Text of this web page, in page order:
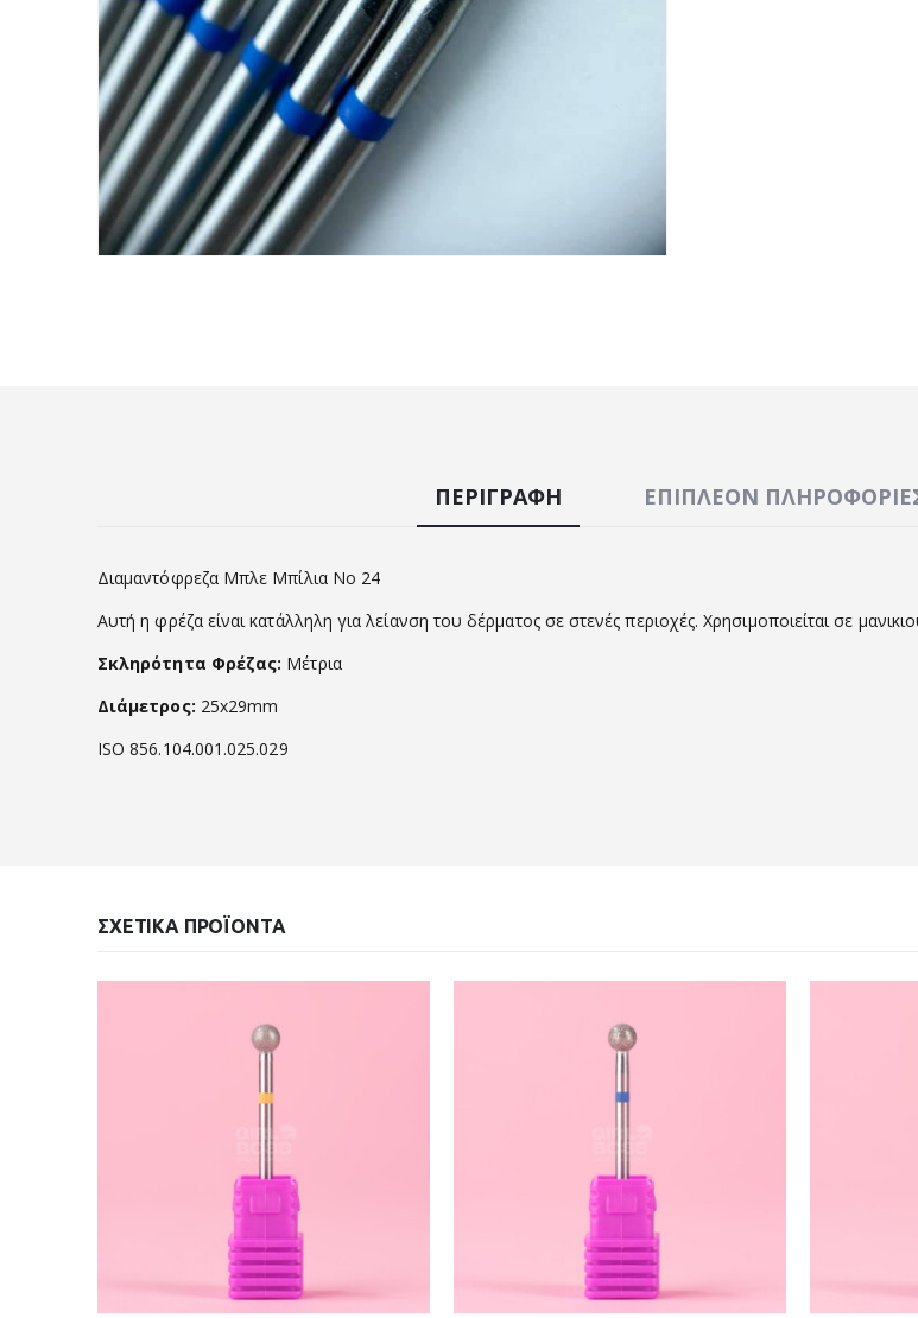
ΠΕΡΙΓΡΑΦΉ ΕΠΙΠΛΈΟΝ
Διαμαντόφρεζα Μπλε Μπίλια Νο 24
Αυτή η φρέζα είναι κατάλληλη για λείανση του δέρματος σε στενές περιοχές. Χρησιμοποιείται σε
Σκληρότητα Φρέζας: Μέτρια
Διάμετρος: 25x29mm
ISO 856.104.001.025.029
ΣΧΕΤΙΚΆ ΠΡΟΪΌΝΤΑ